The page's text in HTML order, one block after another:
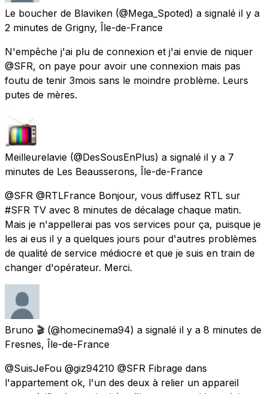
Le boucher de Blaviken (@Mega_Spoted) a signalé il y a
2 minutes de Grigny, Île-de-France
N'empêche j'ai plu de connexion et j'ai envie de niquer
@SFR, on paye pour avoir une connexion mais pas
foutu de tenir 3mois sans le moindre problème. Leurs
putes de mères.
Meilleurelavie (@DesSousEnPlus) a signalé il y a 7
minutes de Les Beausserons, Île-de-France
@SFR @RTLFrance Bonjour, vous diffusez RTL sur
#SFR TV avec 8 minutes de décalage chaque matin.
Mais je n'appellerai pas vos services pour ça, puisque je
les ai eus il y a quelques jours pour d'autres problèmes
de qualité de service médiocre et que je suis en train de
changer d'opérateur. Merci.
Bruno 🎬 (@homecinema94) a signalé il y a 8 minutes de
Fresnes, Île-de-France
@SuisJeFou @giz94210 @SFR Fibrage dans
l'appartement ok, l'un des deux à relier un appareil